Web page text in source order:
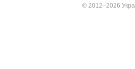
© 2012–2026